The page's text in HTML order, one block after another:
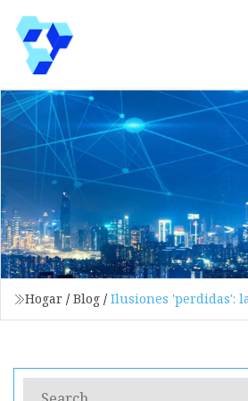
Hogar / Blog / Ilusiones 'perdidas':